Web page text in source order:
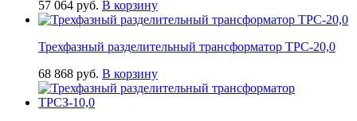
57 064 руб. В корзину
Трехфазный разделительный трансформатор ТРС-20,0
68 868 руб. В корзину